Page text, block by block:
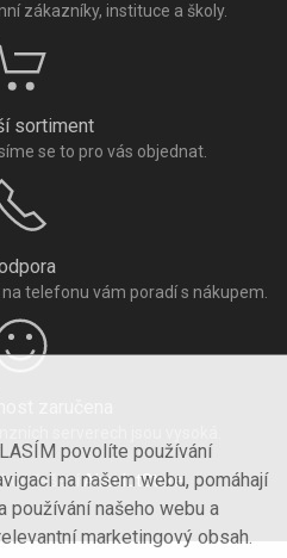
povolíte používání
na našem webu, pomáhají
používání našeho webu a
marketingový obsah.
zákazníky, instituce a školy.
sortiment
se to pro vás objednat.
telefonu vám poradí s nákupem.
zaručena
řešeníAbsolutStore.